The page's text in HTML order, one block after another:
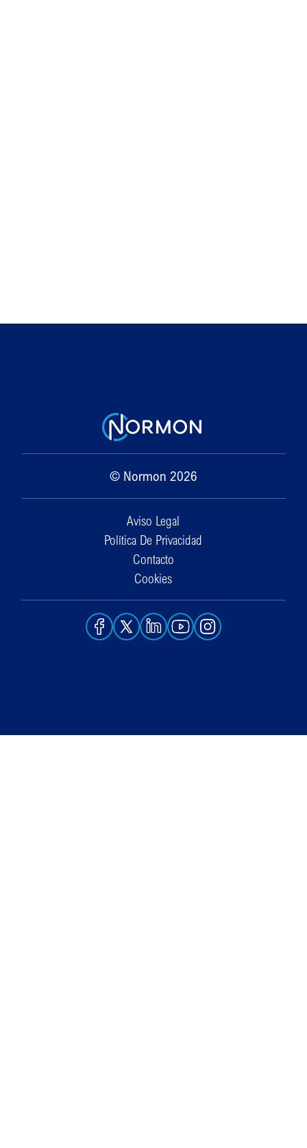
© Normon 2026
Aviso Legal
Política De Privacidad
Contacto
Cookies